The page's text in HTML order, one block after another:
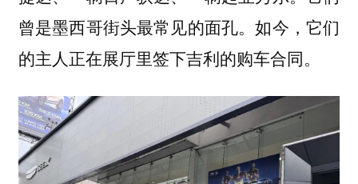
曾是墨西哥街头最常见的面孔。如今，它们
的主人正在展厅里签下吉利的购车合同。